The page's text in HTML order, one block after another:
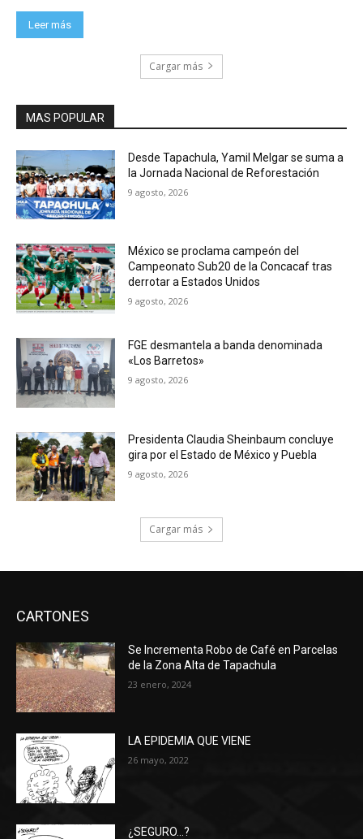
Leer más
Cargar más
MAS POPULAR
Desde Tapachula, Yamil Melgar se suma a
la Jornada Nacional de Reforestación
9 agosto, 2026
México se proclama campeón del
Campeonato Sub20 de la Concacaf tras
derrotar a Estados Unidos
9 agosto, 2026
FGE desmantela a banda denominada
«Los Barretos»
9 agosto, 2026
Presidenta Claudia Sheinbaum concluye
gira por el Estado de México y Puebla
9 agosto, 2026
Cargar más
CARTONES
Se Incrementa Robo de Café en Parcelas
de la Zona Alta de Tapachula
23 enero, 2024
LA EPIDEMIA QUE VIENE
26 mayo, 2022
¿SEGURO…?